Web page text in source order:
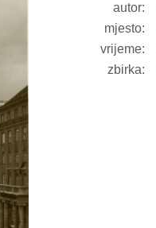
autor:
mjesto:
vrijeme:
zbirka: